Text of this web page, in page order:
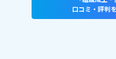
口コミ・評判